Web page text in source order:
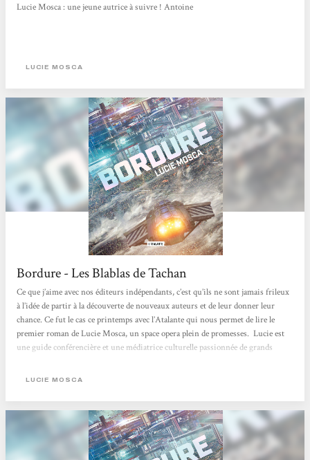
Lucie Mosca : une jeune autrice à suivre ! Antoine
LUCIE MOSCA
Bordure - Les Blablas de Tachan
Ce que j’aime avec nos éditeurs indépendants, c’est qu’ils ne sont jamais frileux
à l’idée de partir à la découverte de nouveaux auteurs et de leur donner leur
chance. Ce fut le cas ce printemps avec l’Atalante qui nous permet de lire le
premier roman de Lucie Mosca, un space opera plein de promesses. Lucie est
une guide conférencière et une médiatrice culturelle passionnée de grands
pas à son coup d’essai ayant déjà publié des nouvelles dont celle qui lui a
LUCIE MOSCA